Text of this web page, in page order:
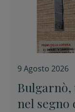
9 Agosto 2026
Bulgarnò,
nel segno